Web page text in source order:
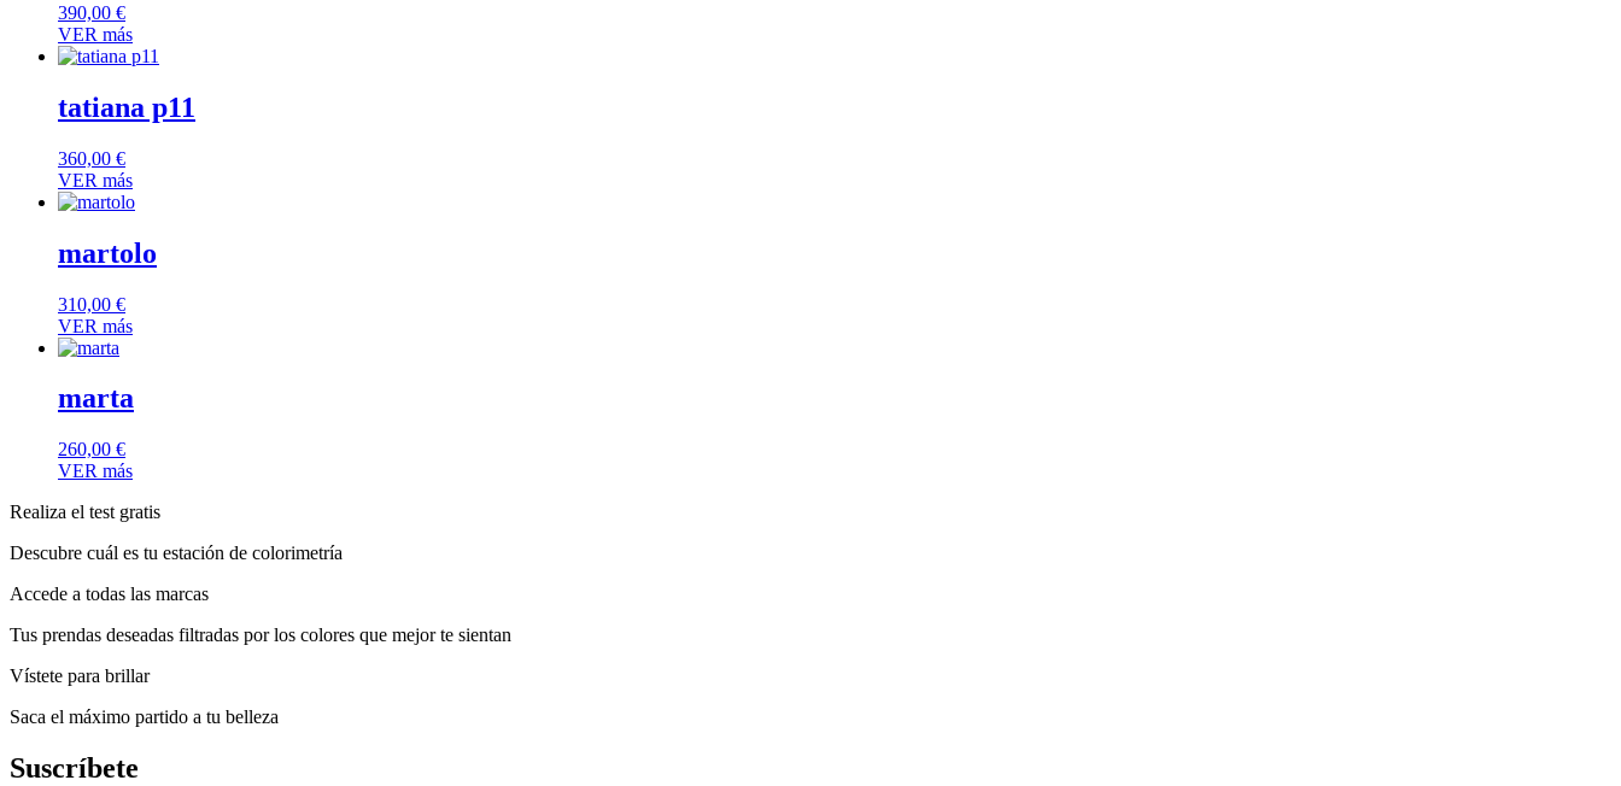
390,00 €
VER más
tatiana p11
360,00 €
VER más
martolo
310,00 €
VER más
marta
260,00 €
VER más
Realiza el test gratis
Descubre cuál es tu estación de colorimetría
Accede a todas las marcas
Tus prendas deseadas filtradas por los colores que mejor te sientan
Vístete para brillar
Saca el máximo partido a tu belleza
Suscríbete